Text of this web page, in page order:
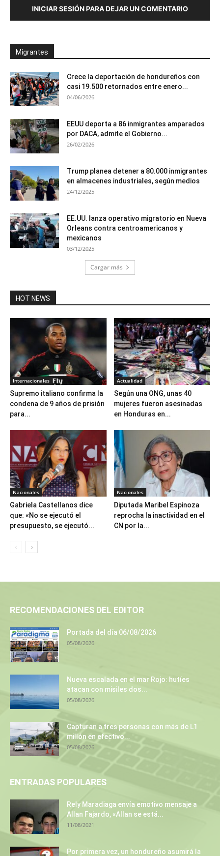
INICIAR SESIÓN PARA DEJAR UN COMENTARIO
Migrantes
Crece la deportación de hondureños con
casi 19.500 retornados entre enero...
04/06/2026
EEUU deporta a 86 inmigrantes amparados
por DACA, admite el Gobierno...
26/02/2026
Trump planea detener a 80.000 inmigrantes
en almacenes industriales, según medios
24/12/2025
EE.UU. lanza operativo migratorio en Nueva
Orleans contra centroamericanos y
mexicanos
03/12/2025
Cargar más
HOT NEWS
Internacionales
Supremo italiano confirma la
condena de 9 años de prisión
para...
Actualidad
Según una ONG, unas 40
mujeres fueron asesinadas
en Honduras en...
Nacionales
Gabriela Castellanos dice
que: «No se ejecutó el
presupuesto, se ejecutó...
Nacionales
Diputada Maribel Espinoza
reprocha la inactividad en el
CN por la...
RECOMENDACIONES DEL EDITOR
Portada del día 06/08/2026
05/08/2026
Nueva escalada en el mar Rojo: hutíes
atacan con misiles dos...
05/08/2026
Capturan a tres personas con más de L1
millón en efectivo...
05/08/2026
ENTRADAS POPULARES
Rely Maradiaga envía emotivo mensaje a
Allan Fajardo, «Allan se está...
11/08/2021
Por primera vez, un hondureño asumirá la